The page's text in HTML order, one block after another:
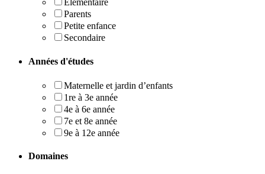
Élémentaire
Parents
Petite enfance
Secondaire
Années d'études
Maternelle et jardin d’enfants
1re à 3e année
4e à 6e année
7e et 8e année
9e à 12e année
Domaines